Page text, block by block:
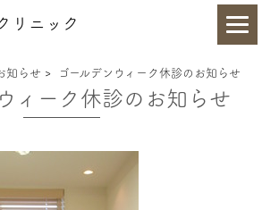
リニック
知らせ > ゴールデンウィーク休診のお知らせ
ィーク休診のお知らせ